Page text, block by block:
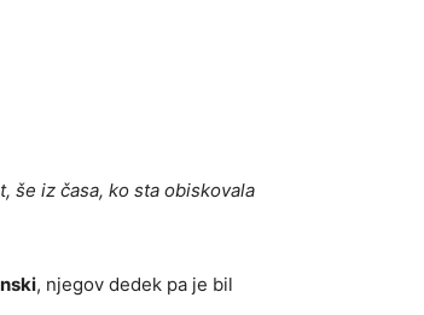
še iz časa, ko sta obiskovala
, njegov dedek pa je bil